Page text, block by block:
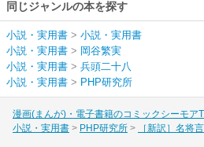
同じジャンルの本を探す
小説・実用書 > 小説・実用書
小説・実用書 > 岡谷繁実
小説・実用書 > 兵頭二十八
小説・実用書 > PHP研究所
漫画(まんが)・電子書籍のコミックシーモア
小説・実用書
PHP研究所 ［新訳］名将